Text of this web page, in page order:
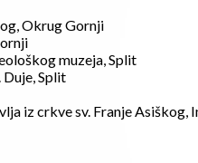
Okrug Gornji
muzeja, Split
Duje, Split
iz crkve sv. Franje Asiškog,